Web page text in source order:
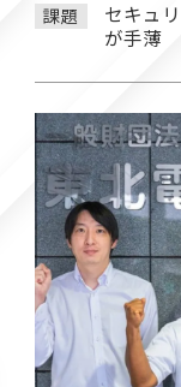
課題
セキュ
が手薄